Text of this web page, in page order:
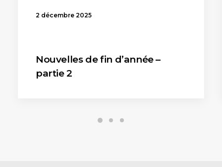
2 décembre 2025
Nouvelles de fin d’année –
partie 2